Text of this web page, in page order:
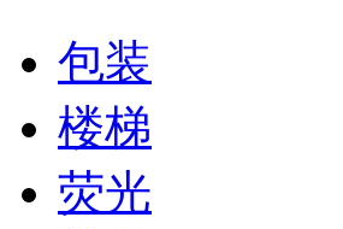
包装
楼梯
荧光